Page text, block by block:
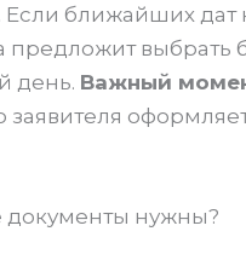
Если ближайших дат
предложит выбрать
день. Важный
заявителя
документы нужны?